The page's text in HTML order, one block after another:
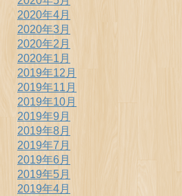
2020年4月
2020年3月
2020年2月
2020年1月
2019年12月
2019年11月
2019年10月
2019年9月
2019年8月
2019年7月
2019年6月
2019年5月
2019年4月